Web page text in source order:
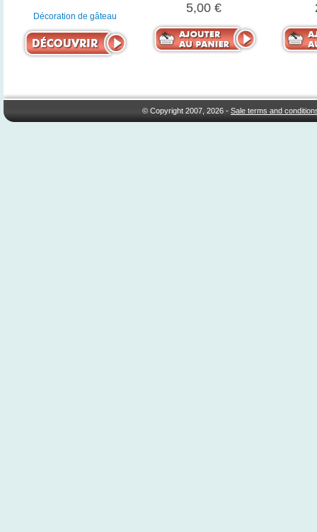
Décoration de gâteau
5,00 €
© Copyright 2007, 2026 -Sale terms and